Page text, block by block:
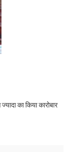
का किया कारोबार